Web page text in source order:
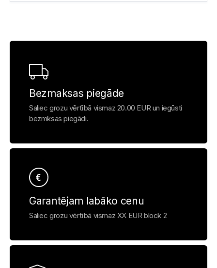
Bezmaksas piegāde
Saliec grozu vērtībā vismaz 20.00 EUR un iegūsti
bezmksas piegādi.
Garantējam labāko cenu
Saliec grozu vērtībā vismaz XX EUR block 2